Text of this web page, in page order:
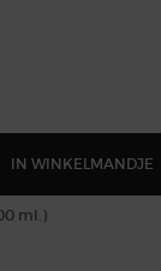
IN WINKELMANDJE
ml.)